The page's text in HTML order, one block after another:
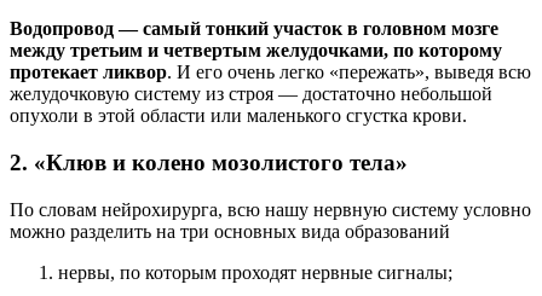
Водопровод — самый тонкий участок в головном мозге
между третьим и четвертым желудочками, по которому
протекает ликвор. И его очень легко «пережать», выведя всю
желудочковую систему из строя — достаточно небольшой
опухоли в этой области или маленького сгустка крови.
2. «Клюв и колено мозолистого тела»
По словам нейрохирурга, всю нашу нервную систему условно
можно разделить на три основных вида образований
нервы, по которым проходят нервные сигналы;